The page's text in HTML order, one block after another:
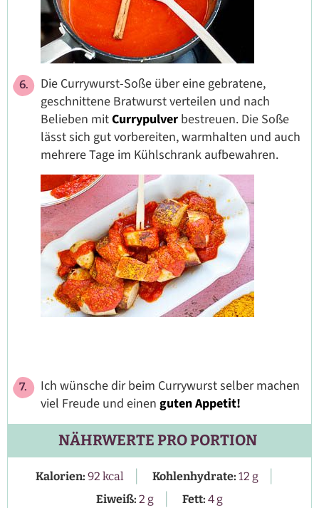
Die Currywurst-Soße über eine gebratene,
geschnittene Bratwurst verteilen und nach
Belieben mitCurrypulver bestreuen. Die Soße
lässt sich gut vorbereiten, warmhalten und auch
mehrere Tage im Kühlschrank aufbewahren.
Ich wünsche dir beim Currywurst selber machen
viel Freude und einen guten Appetit!
NÄHRWERTE PRO PORTION
Kalorien: 92 kcal | Kohlenhydrate: 12 g |
Eiweiß: 2 g | Fett: 4g